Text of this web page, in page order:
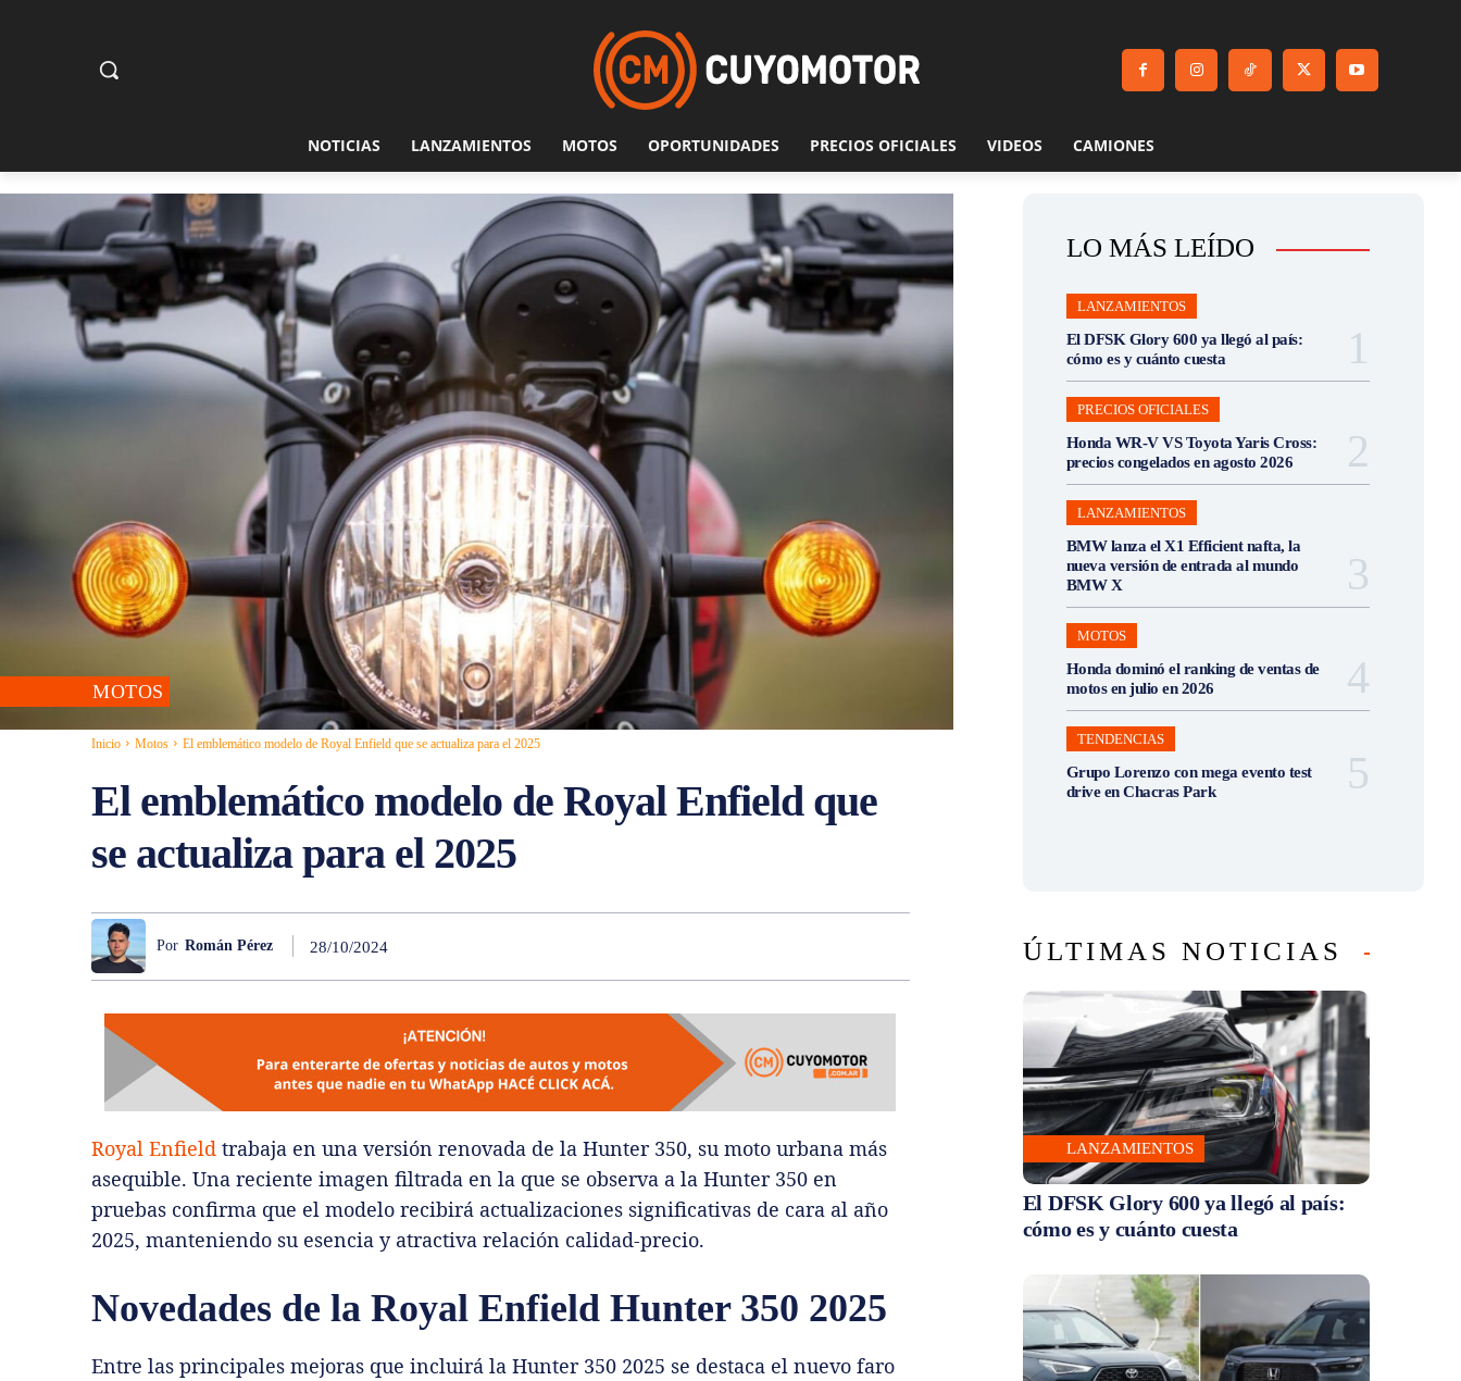
NOTICIAS LANZAMIENTOS MOTOS OPORTUNIDADES PRECIOS OFICIALES VIDEOS CAMIONES
MOTOS
Inicio Motos El emblemático modelo de Royal Enfield que se actualiza para el 2025
El emblemático modelo de Royal Enfield que
se actualiza para el 2025
Por Román Pérez 28/10/2024
Royal Enfield trabaja en una versión renovada de la Hunter 350, su moto urbana más
asequible. Una reciente imagen filtrada en la que se observa a la Hunter 350 en
pruebas confirma que el modelo recibirá actualizaciones significativas de cara al año
2025, manteniendo su esencia y atractiva relación calidad-precio.
Novedades de la Royal Enfield Hunter 350 2025
Entre las principales mejoras que incluirá la Hunter 350 2025 se destaca el nuevo faro
LO MÁS LEÍDO
LANZAMIENTOS
El DFSK Glory 600 ya llegó al país:
cómo es y cuánto cuesta
PRECIOS OFICIALES
Honda WR-V VS Toyota Yaris Cross:
precios congelados en agosto 2026
LANZAMIENTOS
BMW lanza el X1 Efficient nafta, la
nueva versión de entrada al mundo
BMW X
MOTOS
Honda dominó el ranking de ventas de
motos en julio en 2026
TENDENCIAS
Grupo Lorenzo con mega evento test
drive en Chacras Park
ÚLTIMAS NOTICIAS
LANZAMIENTOS
El DFSK Glory 600 ya llegó al país:
cómo es y cuánto cuesta